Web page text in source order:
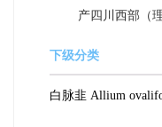
产四川西部（
下级分类
白脉韭 Allium